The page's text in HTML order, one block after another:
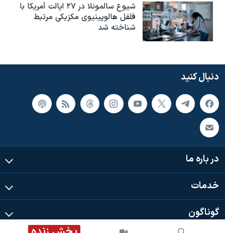
شیوع سالمونلا در ۲۷ ایالت آمریکا با
فلفل هالوپینیوی مکزیکی مرتبط
شناخته شد
دنبال کنید
در باره ما
خدمات
گوناگون